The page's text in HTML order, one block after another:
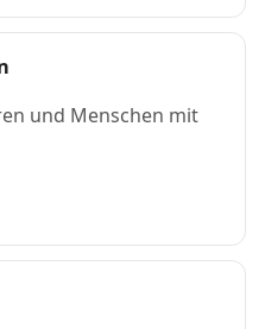
und Menschen mit